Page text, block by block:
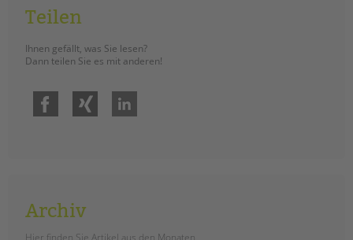
Hinweisgebersystem
Teilen
Ihnen gefällt, was Sie lesen?
Dann teilen Sie es mit anderen!
Facebook Xing
Archiv
Hier finden Sie Artikel aus den Monaten